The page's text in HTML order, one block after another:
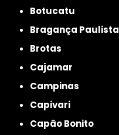
Botucatu
Bragança Paulista
Brotas
Cajamar
Campinas
Capivari
Capão Bonito